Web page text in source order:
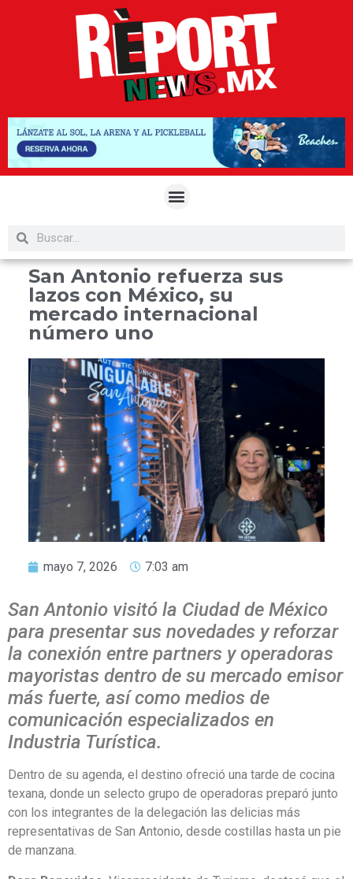
San Antonio refuerza sus
lazos con México, su
mercado internacional
número uno
mayo 7, 2026 7:03 am
San Antonio visitó la Ciudad de México
para presentar sus novedades y reforzar
la conexión entre partners y operadoras
mayoristas dentro de su mercado emisor
más fuerte, así como medios de
comunicación especializados en
Industria Turística.
Dentro de su agenda, el destino ofreció una tarde de cocina
texana, donde un selecto grupo de operadoras preparó junto
con los integrantes de la delegación las delicias más
representativas de San Antonio, desde costillas hasta un pie
de manzana.